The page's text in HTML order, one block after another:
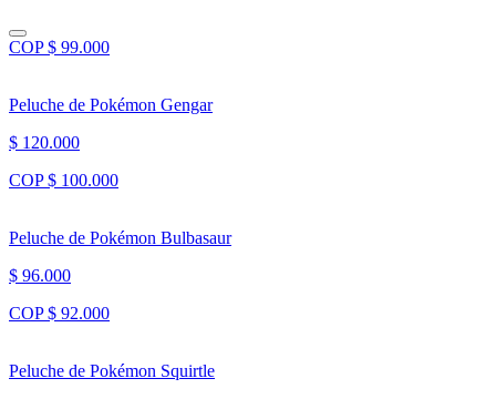
COP $ 99.000
Peluche de Pokémon Gengar
$ 120.000
COP $ 100.000
Peluche de Pokémon Bulbasaur
$ 96.000
COP $ 92.000
Peluche de Pokémon Squirtle